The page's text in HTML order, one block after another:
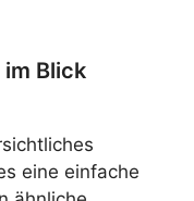
Blick
eine einfache